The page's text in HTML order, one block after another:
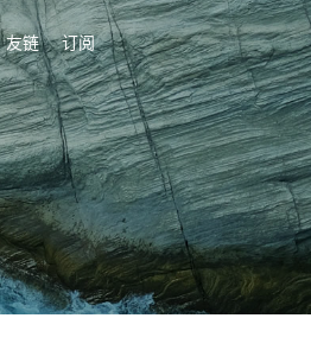
友链 订阅